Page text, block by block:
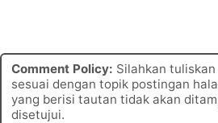
Comment Policy: Silahkan
sesuai dengan topik postingan
yang berisi tautan tidak akan
disetujui.